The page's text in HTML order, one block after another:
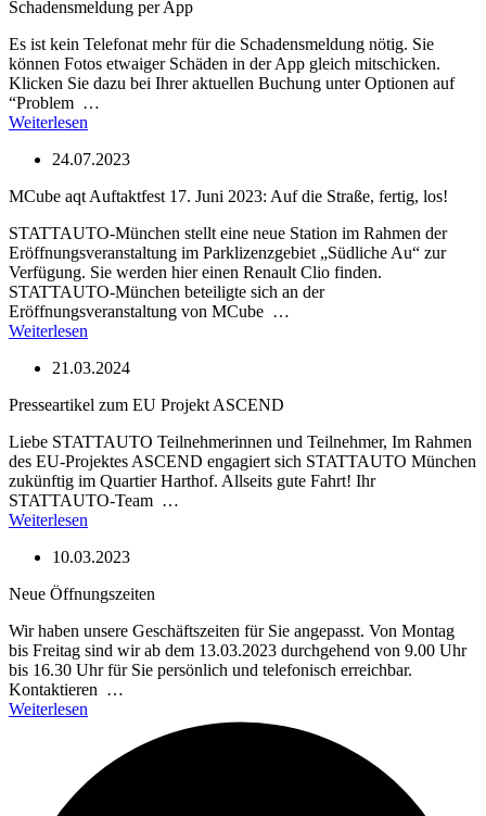
Schadensmeldung per App
Es ist kein Telefonat mehr für die Schadensmeldung nötig. Sie
können Fotos etwaiger Schäden in der App gleich mitschicken.
Klicken Sie dazu bei Ihrer aktuellen Buchung unter Optionen auf
“Problem …
Weiterlesen
24.07.2023
MCube aqt Auftaktfest 17. Juni 2023: Auf die Straße, fertig, los!
STATTAUTO-München stellt eine neue Station im Rahmen der
Eröffnungsveranstaltung im Parklizenzgebiet „Südliche Au“ zur
Verfügung. Sie werden hier einen Renault Clio finden.
STATTAUTO-München beteiligte sich an der
Eröffnungsveranstaltung von MCube …
Weiterlesen
21.03.2024
Presseartikel zum EU Projekt ASCEND
Liebe STATTAUTO Teilnehmerinnen und Teilnehmer, Im Rahmen
des EU-Projektes ASCEND engagiert sich STATTAUTO München
zukünftig im Quartier Harthof. Allseits gute Fahrt! Ihr
STATTAUTO-Team …
Weiterlesen
10.03.2023
Neue Öffnungszeiten
Wir haben unsere Geschäftszeiten für Sie angepasst. Von Montag
bis Freitag sind wir ab dem 13.03.2023 durchgehend von 9.00 Uhr
bis 16.30 Uhr für Sie persönlich und telefonisch erreichbar.
Kontaktieren …
Weiterlesen